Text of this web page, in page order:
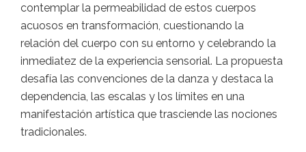
contemplar la permeabilidad de estos cuerpos
acuosos en transformación, cuestionando la
relación del cuerpo con su entorno y celebrando la
inmediatez de la experiencia sensorial. La propuesta
desafía las convenciones de la danza y destaca la
dependencia, las escalas y los límites en una
manifestación artística que trasciende las nociones
tradicionales.